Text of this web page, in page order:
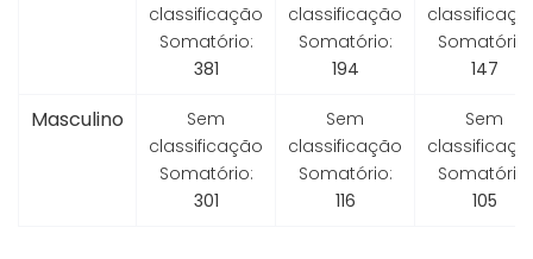
classificação
Somatório:
381
classificação
Somatório:
194
Somatório:
147
Masculino
Sem
classificação
Somatório:
301
Sem
classificação
Somatório:
116
Sem
Somatório:
105